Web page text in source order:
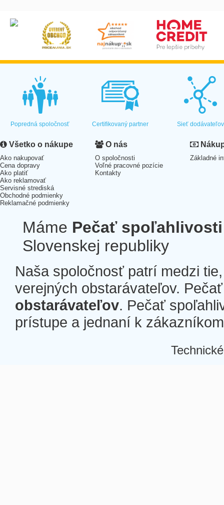
Popredná spoločnosť Certifikovaný partner Sieť dodávateľov
Všetko o nákupe
Ako nakupovať
Cena dopravy
Ako platiť
Ako reklamovať
Servisné strediská
Obchodné podmienky
Reklamačné podmienky
O nás
O spoločnosti
Voľné pracovné pozície
Kontakty
Základné
Máme Pečať spoľahlivosti
Slovenskej republiky
Naša spoločnosť patrí medzi
verejných obstarávateľov.
obstarávateľov. Pečať
prístupe a jednaní k